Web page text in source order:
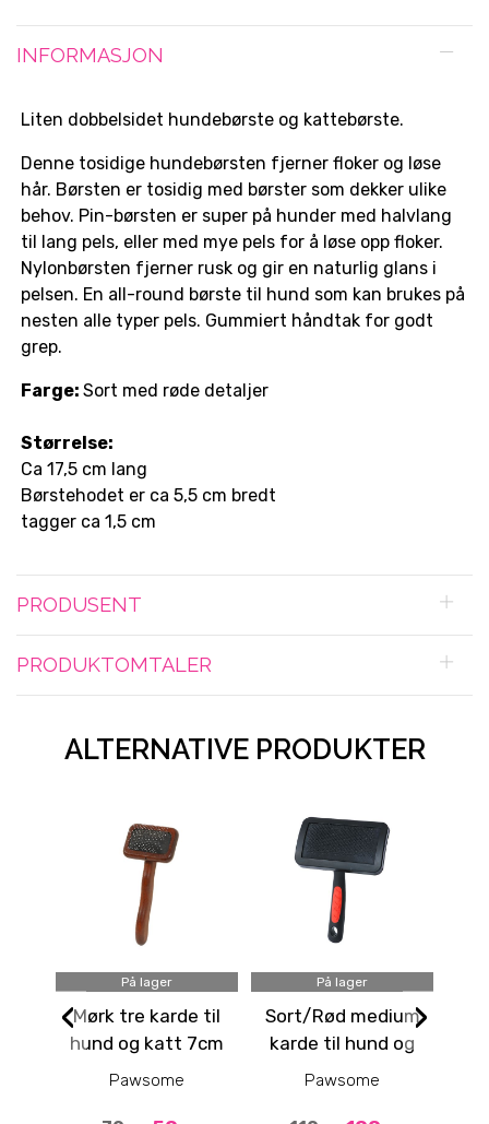
INFORMASJON
Liten dobbelsidet hundebørste og kattebørste.
Denne tosidige hundebørsten fjerner floker og løse
hår. Børsten er tosidig med børster som dekker ulike
behov. Pin-børsten er super på hunder med halvlang
til lang pels, eller med mye pels for å løse opp floker.
Nylonbørsten fjerner rusk og gir en naturlig glans i
pelsen. En all-round børste til hund som kan brukes på
nesten alle typer pels. Gummiert håndtak for godt
grep.
Farge: Sort med røde detaljer
Størrelse:
Ca 17,5 cm lang
Børstehodet er ca 5,5 cm bredt
tagger ca 1,5 cm
PRODUSENT
PRODUKTOMTALER
ALTERNATIVE PRODUKTER
På lager
Mørk tre karde til
hund og katt 7cm
Pawsome
På lager
Sort/Rød medium
karde til hund og
katt 10,5cm
Pawsome
‹ ›